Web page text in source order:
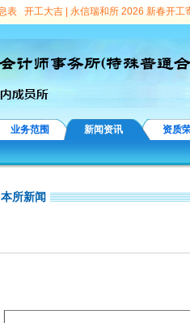
表 开工大吉 | 永信瑞和所 2026 新春开工
区长王殿甲会见永信瑞和所首席合伙人、
称号
行 “鹏城启航”事务所品牌故事之—— 永
校所联合 | 华立学院与永信国际所合作洽谈
识 我所经招标接受大鹏新区南澳街道办
市粤剧团、深投教育公司有限公司、投控
经济责任专项审计
司审计
25家股份合作公司董事长任期经济责任进
购会计中介服务类项目预选供应商 我所
业务范围 新闻资讯 资质
本所新闻